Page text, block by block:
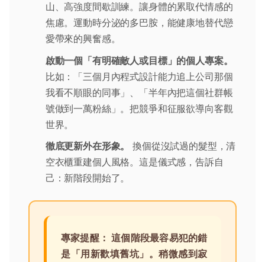
山、高強度間歇訓練。讓身體的累取代情感的
焦慮。運動時分泌的多巴胺，能健康地替代戀
愛帶來的興奮感。
啟動一個「有明確敵人或目標」的個人專案。
比如：「三個月內程式設計能力追上公司那個
我看不順眼的同事」、「半年內把這個社群帳
號做到一萬粉絲」。把競爭和征服欲導向客觀
世界。
徹底更新外在形象。
換個從沒試過的髮型，清
空衣櫃重建個人風格。這是儀式感，告訴自
己：新階段開始了。
專家提醒： 這個階段最容易犯的錯
是「用新歡填舊坑」。稍微感到寂